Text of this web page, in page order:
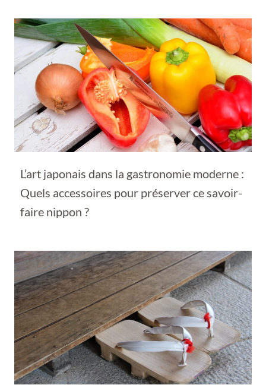
L’art japonais dans la gastronomie moderne :
Quels accessoires pour préserver ce savoir-
faire nippon ?